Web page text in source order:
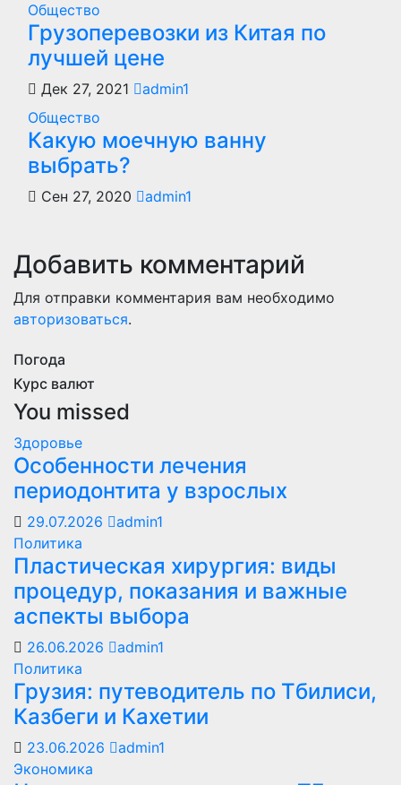
Общество
Грузоперевозки из Китая по
лучшей цене
Дек 27, 2021
admin1
Общество
Какую моечную ванну
выбрать?
Сен 27, 2020 admin1
Добавить комментарий
Для отправки комментария вам необходимо
авторизоваться.
Погода
Курс валют
You missed
Здоровье
Особенности лечения
периодонтита у взрослых
29.07.2026
admin1
Политика
Пластическая хирургия: виды
процедур, показания и важные
аспекты выбора
26.06.2026
admin1
Политика
Грузия: путеводитель по Тбилиси,
Казбеги и Кахетии
23.06.2026
admin1
Экономика